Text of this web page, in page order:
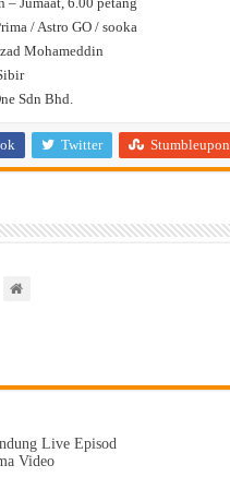
/ Astro GO / sooka
Mohameddin
Sdn Bhd.
Twitter Stumbleupon
Live Episod
Video